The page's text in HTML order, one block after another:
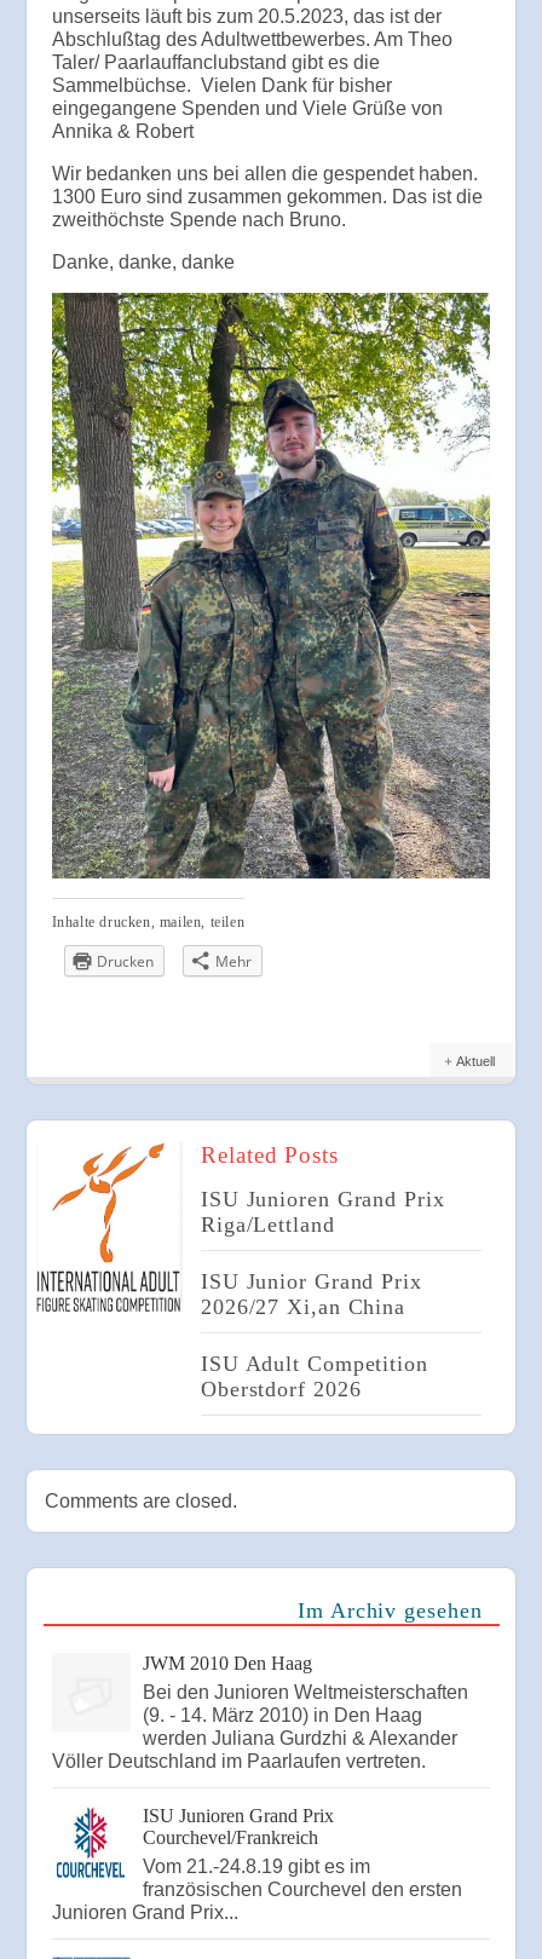
unserseits läuft bis zum 20.5.2023, das ist der
Abschlußtag des Adultwettbewerbes. Am Theo
Taler/ Paarlauffanclubstand gibt es die
Sammelbüchse. Vielen Dank für bisher
eingegangene Spenden und Viele Grüße von
Annika & Robert
Wir bedanken uns bei allen die gespendet haben.
1300 Euro sind zusammen gekommen. Das ist die
zweithöchste Spende nach Bruno.
Danke, danke, danke
Inhalte drucken, mailen, teilen
Drucken Mehr
Aktuell
Related Posts
ISU Junioren Grand Prix
Riga/Lettland
ISU Junior Grand Prix
2026/27 Xi,an China
ISU Adult Competition
Oberstdorf 2026
Comments are closed.
Im Archiv gesehen
JWM 2010 Den Haag
Bei den Junioren Weltmeisterschaften
(9. - 14. März 2010) in Den Haag
werden Juliana Gurdzhi & Alexander
Völler Deutschland im Paarlaufen vertreten.
ISU Junioren Grand Prix
Courchevel/Frankreich
Vom 21.-24.8.19 gibt es im
französischen Courchevel den ersten
Junioren Grand Prix...